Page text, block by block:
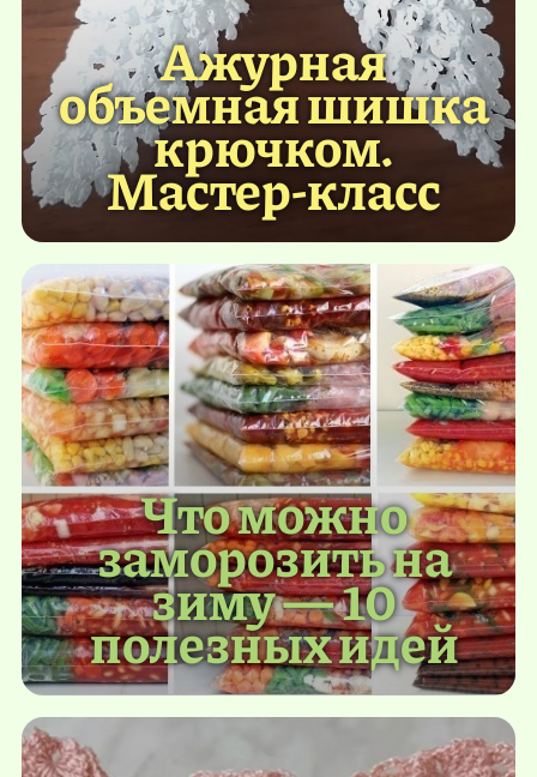
Ажурная
объемная шишка
крючком.
Мастер-класс
Что можно
заморозить на
зиму — 10
полезных идей